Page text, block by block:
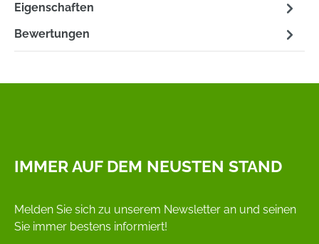
Eigenschaften
Bewertungen
IMMER AUF DEM NEUSTEN STAND
Melden Sie sich zu unserem Newsletter an und seinen
Sie immer bestens informiert!